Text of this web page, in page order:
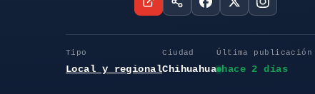
Tipo
Local y regional
Ciudad
Chihuahua
Última publicación
hace 2 días